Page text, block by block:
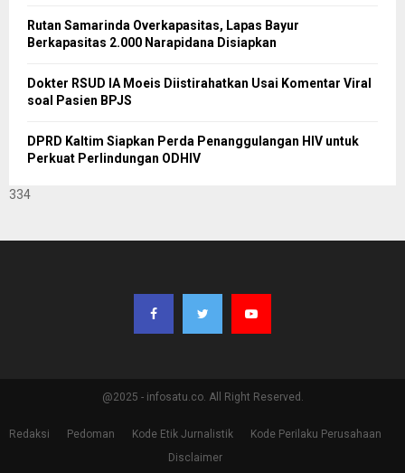
Rutan Samarinda Overkapasitas, Lapas Bayur
Berkapasitas 2.000 Narapidana Disiapkan
Dokter RSUD IA Moeis Diistirahatkan Usai Komentar Viral
soal Pasien BPJS
DPRD Kaltim Siapkan Perda Penanggulangan HIV untuk
Perkuat Perlindungan ODHIV
334
@2025 - infosatu.co. All Right Reserved.
Redaksi Pedoman Kode Etik Jurnalistik
Kode Perilaku Perusahaan
Disclaimer